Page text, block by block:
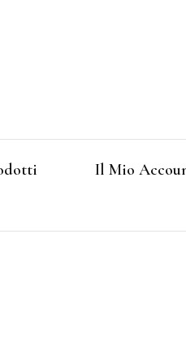
Tisane Terapeutiche
Il Mio